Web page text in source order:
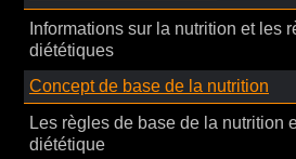
Informations sur la nutrition et les
diététiques
Concept de base de la nutrition
Les règles de base de la nutrition
diététique